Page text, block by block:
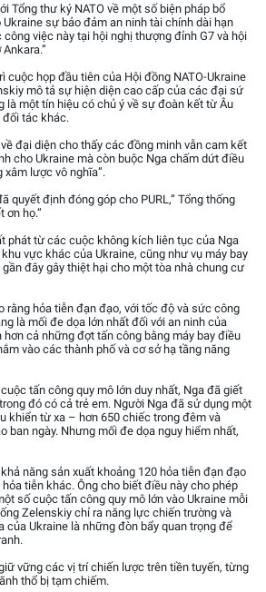
Tổng thư ký NATO về một số biện pháp bổ
sự bảo đảm an ninh tài chính dài hạn
việc này tại hội nghị thượng đỉnh G7 và hội
cuộc họp đầu tiên của Hội đồng NATO-Ukraine
mô tả sự hiện diện cao cấp của các đại sứ
là một tín hiệu có chủ ý về sự đoàn kết từ Âu
đối tác khác.
đại diện cho thấy các đồng minh vẫn cam kết
cho Ukraine mà còn buộc Nga chấm dứt điều
xâm lược vô nghĩa”.
quyết định đóng góp cho PURL,” Tổng thống
ơn họ.”
phát từ các cuộc không kích liên tục của Nga
vực khác của Ukraine, cũng như vụ máy bay
đây gây thiệt hại cho một tòa nhà chung cư
rằng hỏa tiễn đạn đạo, với tốc độ và sức công
là mối đe dọa lớn nhất đối với an ninh của
hơn cả những đợt tấn công bằng máy bay điều
vào các thành phố và cơ sở hạ tầng năng
tấn công quy mô lớn duy nhất, Nga đã giết
đó có cả trẻ em. Người Nga đã sử dụng một
khiển từ xa – hơn 650 chiếc trong đêm và
ban ngày. Nhưng mối đe dọa nguy hiểm nhất,
năng sản xuất khoảng 120 hỏa tiễn đạn đạo
tiễn khác. Ông cho biết điều này cho phép
số cuộc tấn công quy mô lớn vào Ukraine mỗi
Zelenskiy chỉ ra năng lực chiến trường và
của Ukraine là những đòn bẩy quan trọng để
vững các vị trí chiến lược trên tiền tuyến, từng
thổ bị tạm chiếm.